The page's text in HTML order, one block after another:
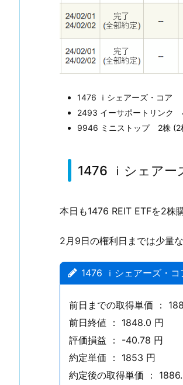
1.
1.
1
6
ｉ
シ
ー
コ
Ｊ
ー
ト
Ｔ
Ｆ
1.
2.
2
1476 ｉシェアーズ・コ
2493 イーサポートリンク
9946 ミニストップ 2株 (2
1476 ｉシェア
本日も1476 REIT ETFを2株
2月9日の権利日までは少量
1476 ｉシェアーズ・
前日までの取得単価 ：
前日終値 ： 1848.0 円
評価損益 ： -40.78 円
約定単価 ： 1853 円
約定後の取得単価 ：